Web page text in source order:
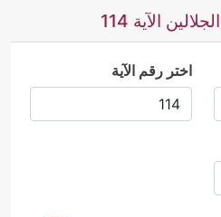
الآية 114
اختر رقم الآية